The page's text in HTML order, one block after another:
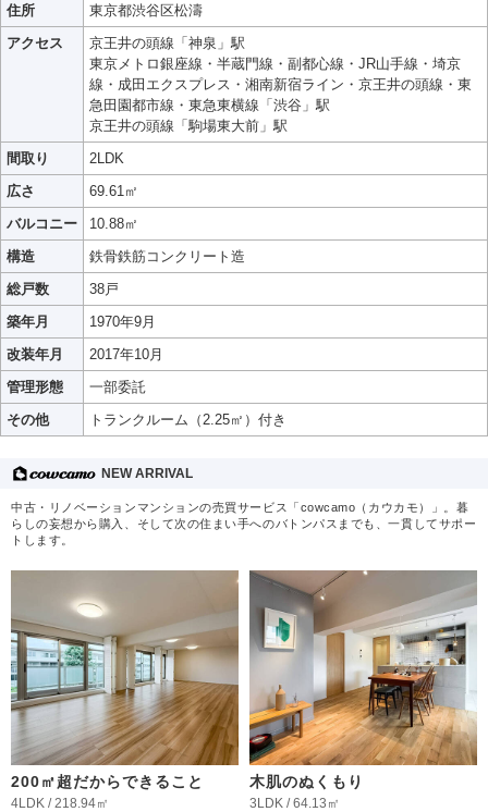
住所
東京都渋谷区松濤
アクセス
京王井の頭線「神泉」駅
東京メトロ銀座線・半蔵門線・副都心線・JR山手線・埼京
線・成田エクスプレス・湘南新宿ライン・京王井の頭線・東
急田園都市線・東急東横線「渋谷」駅
京王井の頭線「駒場東大前」駅
間取り
2LDK
広さ
69.61㎡
バルコニー
10.88㎡
構造
鉄骨鉄筋コンクリート造
総戸数
38戸
築年月
1970年9月
改装年月
2017年10月
管理形態
一部委託
その他
トランクルーム（2.25㎡）付き
NEW ARRIVAL
中古・リノベーションマンションの売買サービス「cowcamo（カウカモ）」。暮
らしの妄想から購入、そして次の住まい手へのバトンパスまでも、一貫してサポー
トします。
200㎡超だからできること
4LDK / 218.94㎡
木肌のぬくもり
3LDK / 64.13㎡